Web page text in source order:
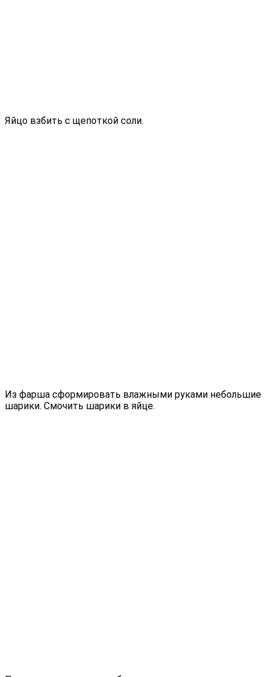
Яйцо взбить с щепоткой соли.
Из фарша сформировать влажными руками небольшие
шарики. Смочить шарики в яйце.